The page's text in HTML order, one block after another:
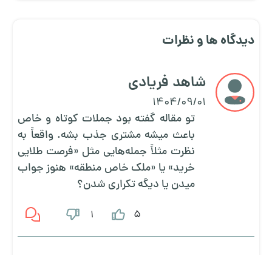
دیدگاه ها و نظرات
شاهد فریادی
1404/09/01
تو مقاله گفته بود جملات کوتاه و خاص
باعث میشه مشتری جذب بشه. واقعاً به
نظرت مثلاً جمله‌هایی مثل «فرصت طلایی
خرید» یا «ملک خاص منطقه» هنوز جواب
میدن یا دیگه تکراری شدن؟
5
1